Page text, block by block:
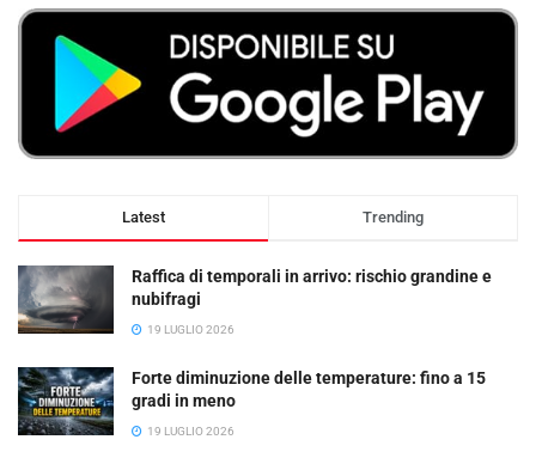
Latest Trending
Raffica di temporali in arrivo: rischio grandine e
nubifragi
19 LUGLIO 2026
Forte diminuzione delle temperature: fino a 15
gradi in meno
19 LUGLIO 2026